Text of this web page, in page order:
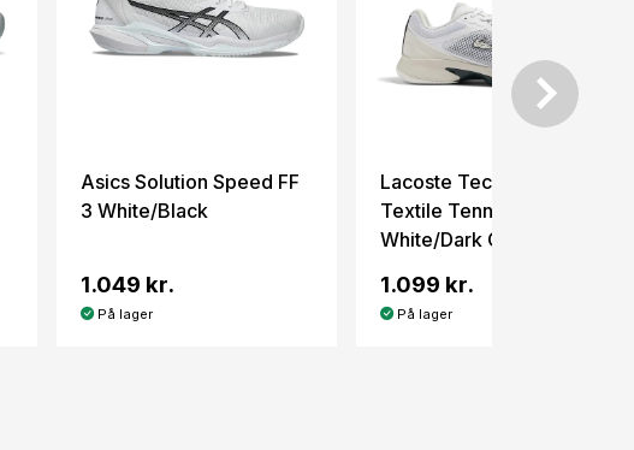
Asics Solution Speed FF
3 White/Black
1.049 kr.
På lager
Lacoste Tech Point
Textile Tennis/Padel
White/Dark Green
1.099 kr.
På lager